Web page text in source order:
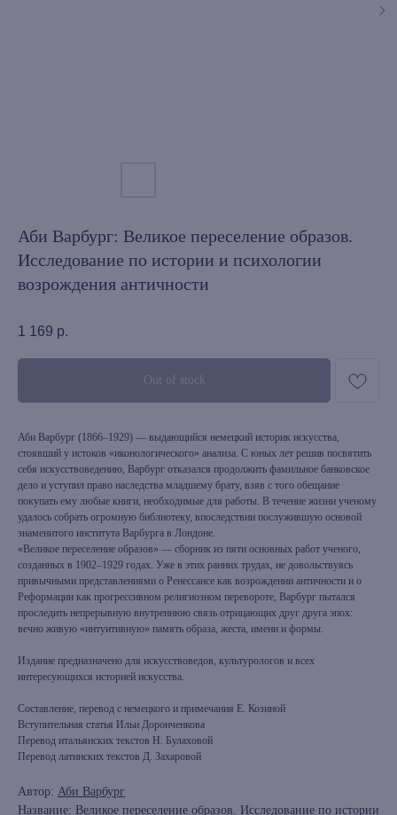
Аби Варбург: Великое переселение образов.
Исследование по истории и психологии
возрождения античности
1 169 р.
Out of stock
Аби Варбург (1866–1929) — выдающийся немецкий историк искусства,
стоявший у истоков «иконологического» анализа. С юных лет решив посвятить
себя искусствоведению, Варбург отказался продолжить фамильное банковское
дело и уступил право наследства младшему брату, взяв с того обещание
покупать ему любые книги, необходимые для работы. В течение жизни ученому
удалось собрать огромную библиотеку, впоследствии послужившую основой
знаменитого института Варбурга в Лондоне.
«Великое переселение образов» — сборник из пяти основных работ ученого,
созданных в 1902–1929 годах. Уже в этих ранних трудах, не довольствуясь
привычными представлениями о Ренессансе как возрождении античности и о
Реформации как прогрессивном религиозном перевороте, Варбург пытался
проследить непрерывную внутреннюю связь отрицающих друг друга эпох:
вечно живую «интуитивную» память образа, жеста, имени и формы.
Издание предназначено для искусствоведов, культурологов и всех
интересующихся историей искусства.
Составление, перевод с немецкого и примечания Е. Козиной
Вступительная статья Ильи Доронченкова
Перевод итальянских текстов Н. Булаховой
Перевод латинских текстов Д. Захаровой
Автор: Аби Варбург
Название: Великое переселение образов. Исследование по истории